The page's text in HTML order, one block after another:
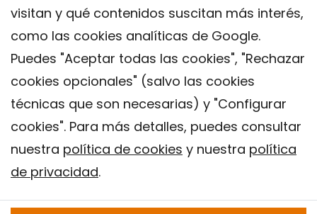
visitan y qué contenidos suscitan más interés,
como las cookies analíticas de Google.
Puedes "Aceptar todas las cookies", "Rechazar
cookies opcionales" (salvo las cookies
técnicas que son necesarias) y "Configurar
cookies". Para más detalles, puedes consultar
nuestra política de cookies y nuestra política
de privacidad.
Contacto
Política de privacidad
Política de Cookies
Instituto de Salud Global de Barcelona (ISGlobal), 2018.